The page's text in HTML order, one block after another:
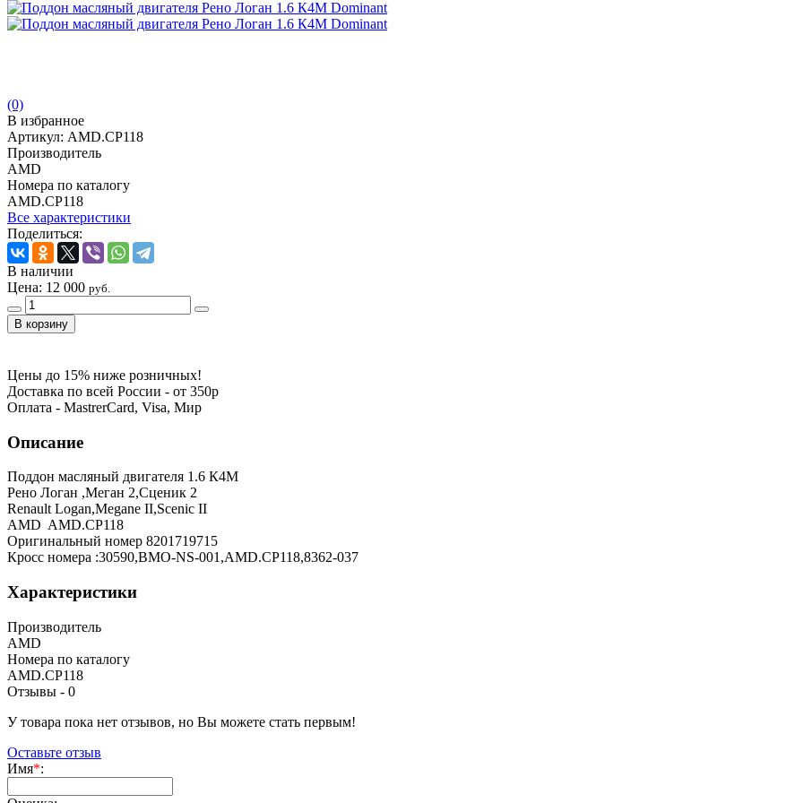
(0)
В избранное
Артикул: AMD.CP118
Производитель
AMD
Номера по каталогу
AMD.CP118
Все характеристики
Поделиться:
В наличии
Цена: 12 000 руб.
Цены до 15% ниже розничных!
Доставка по всей России - от 350р
Оплата - MastrerCard, Visa, Мир
Описание
Поддон масляный двигателя 1.6 К4М
Рено Логан ,Меган 2,Сценик 2
Renault Logan,Megane II,Scenic II
AMD AMD.CP118
Оригинальный номер 8201719715
Кросс номера :30590,BMO-NS-001,AMD.CP118,8362-037
Характеристики
Производитель
AMD
Номера по каталогу
AMD.CP118
Отзывы - 0
У товара пока нет отзывов, но Вы можете стать первым!
Оставьте отзыв
Имя*: